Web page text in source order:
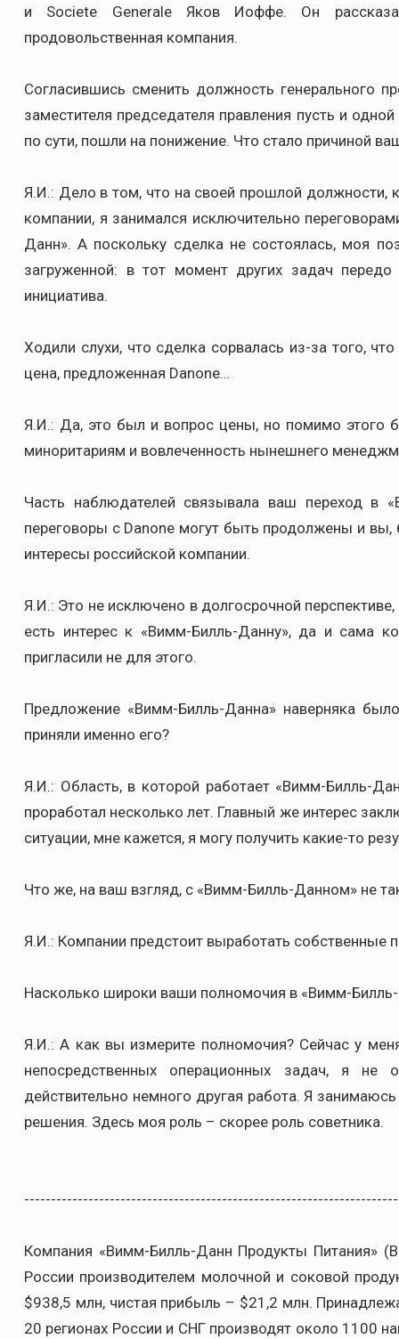
и Societe Generale Яков Иоффе. Он
продовольственная компания.
Согласившись сменить должность генерального
заместителя председателя правления пусть и
по сути, пошли на понижение. Что стало причиной
Я.И.: Дело в том, что на своей прошлой должности,
компании, я занимался исключительно
Данн». А поскольку сделка не состоялась, моя
загруженной: в тот момент других задач
инициатива.
Ходили слухи, что сделка сорвалась из-за того,
цена, предложенная Danone…
Я.И.: Да, это был и вопрос цены, но помимо этого
миноритариям и вовлеченность нынешнего
Часть наблюдателей связывала ваш переход в
переговоры с Danone могут быть продолжены и
интересы российской компании.
Я.И.: Это не исключено в долгосрочной
есть интерес к «Вимм-Билль-Данну», да и сама
пригласили не для этого.
Предложение «Вимм-Билль-Данна» наверняка
приняли именно его?
Я.И.: Область, в которой работает «Вимм-Билль-
проработал несколько лет. Главный же интерес
ситуации, мне кажется, я могу получить какие-то
Что же, на ваш взгляд, с «Вимм-Билль-Данном» не
Я.И.: Компании предстоит выработать собственные
Насколько широки ваши полномочия в «Вимм-
Я.И.: А как вы измерите полномочия? Сейчас у
непосредственных операционных задач, я
действительно немного другая работа. Я
решения. Здесь моя роль – скорее роль советника.
Компания «Вимм-Билль-Данн Продукты Питания»
России производителем молочной и соковой
$938,5 млн, чистая прибыль – $21,2 млн.
20 регионах России и СНГ производят около 1100